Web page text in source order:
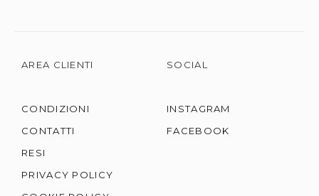
AREA CLIENTI
CONDIZIONI
CONTATTI
RESI
PRIVACY POLICY
SOCIAL
INSTAGRAM
FACEBOOK